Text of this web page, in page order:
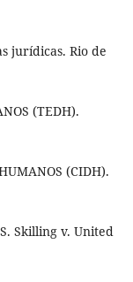
jurídicas. Rio de
(TEDH).
(CIDH).
Skilling v. United